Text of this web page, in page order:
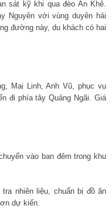
sát kỹ khi qua đèo An Khê.
Nguyên với vùng duyên hải
đường này, du khách có hai
Mai Linh, Anh Vũ, phục vụ
đi phía tây Quảng Ngãi. Giá
vào ban đêm trong khu
nhiên liệu, chuẩn bị đồ ăn
dự kiến.